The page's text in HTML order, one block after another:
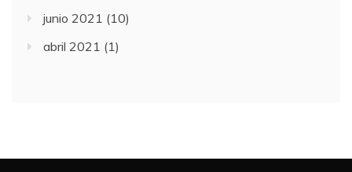
junio 2021 (10)
abril 2021 (1)